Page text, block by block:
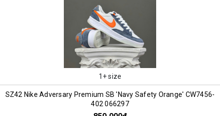
1+ size
SZ42 Nike Adversary Premium SB 'Navy Safety Orange' CW7456-
402 066297